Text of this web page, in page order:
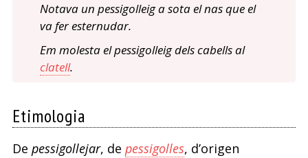
Notava un pessigolleig a sota el nas que el
va fer esternudar.
Em molesta el pessigolleig dels cabells al
clatell.
Etimologia
De pessigollejar, de pessigolles, d’origen